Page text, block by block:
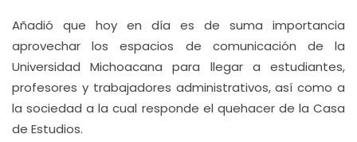
Añadió que hoy en día es de suma importancia
aprovechar los espacios de comunicación de la
Universidad Michoacana para llegar a estudiantes,
profesores y trabajadores administrativos, así como a
la sociedad a la cual responde el quehacer de la Casa
de Estudios.